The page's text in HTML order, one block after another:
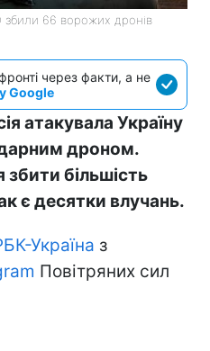
66 ворожих дронів
через факти, а не
Google
атакувала Україну
дроном.
більшість
є десятки влучань.
Україна з
Повітряних сил